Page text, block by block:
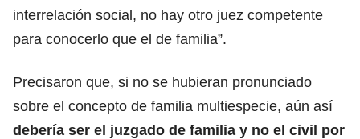
interrelación social, no hay otro juez competente
para conocerlo que el de familia”.
Precisaron que, si no se hubieran pronunciado
sobre el concepto de familia multiespecie, aún así
debería ser el juzgado de familia y no el civil por